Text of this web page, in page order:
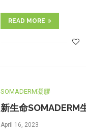
READ MORE
SOMADERM凝膠
新生命SOMADERM
April 16, 2023